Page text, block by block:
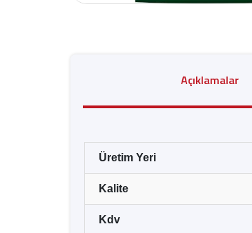
Açıklamalar
Üretim Yeri
Kalite
Kdv